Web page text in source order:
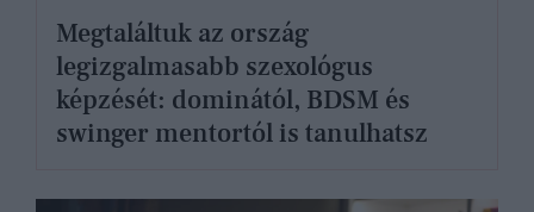
Megtaláltuk az ország
legizgalmasabb szexológus
képzését: dominától, BDSM és
swinger mentortól is tanulhatsz